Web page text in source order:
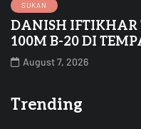
SUKAN
DANISH
100M B-20 DI
August 7, 2026
Trending